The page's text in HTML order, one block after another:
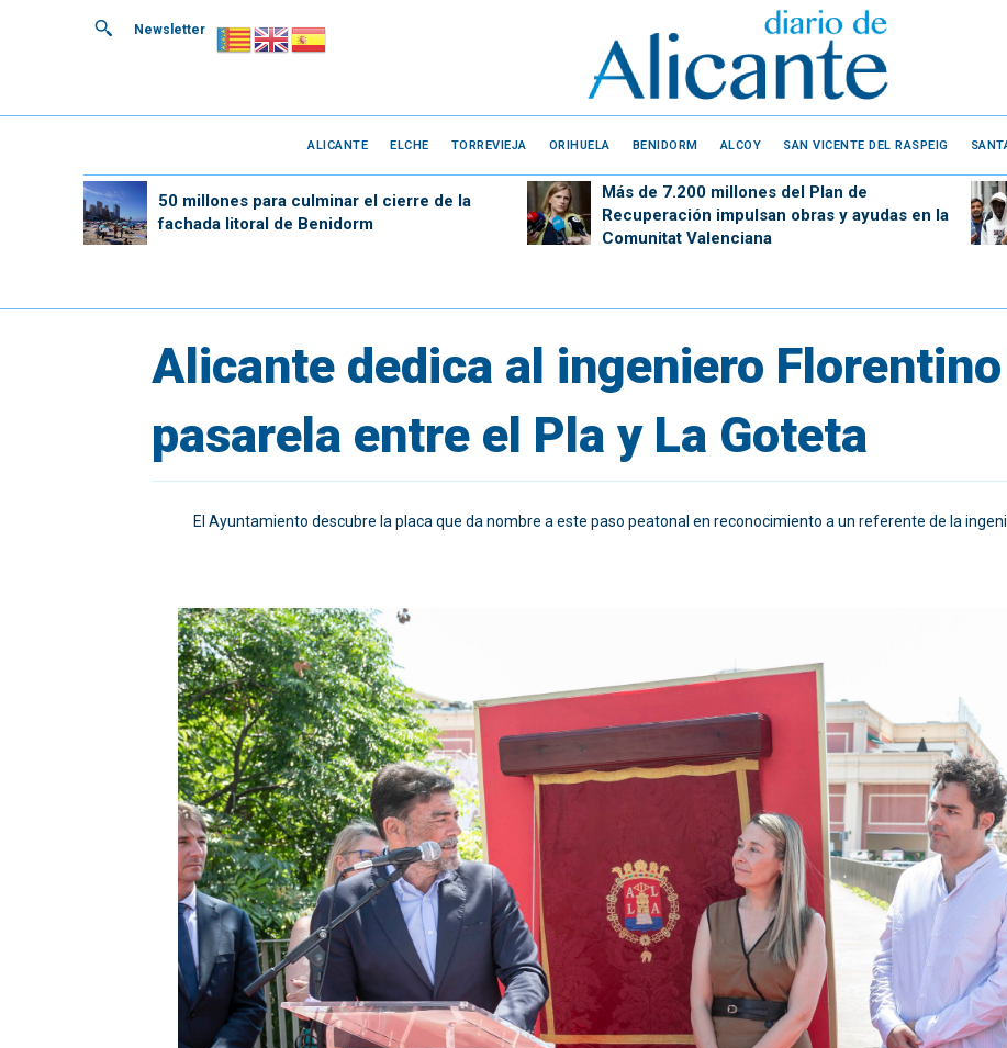
Newsletter
ALICANTE ELCHE TORREVIEJA ORIHUELA BENIDORM ALCOY SAN VICENTE DEL RASPEIG
50 millones para culminar el cierre de la
fachada litoral de Benidorm
Más de 7.200 millones del Plan de
Recuperación impulsan obras y ayudas en la
Comunitat Valenciana
Alicante dedica al ingeniero
pasarela entre el Pla y La Goteta
El Ayuntamiento descubre la placa que da nombre a este paso peatonal en reconocimiento a un referente de la